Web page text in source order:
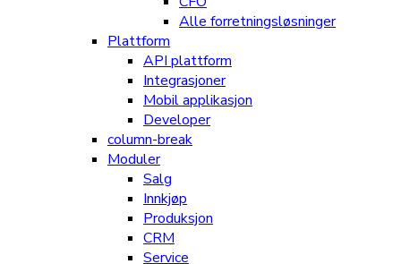
Alle forretningsløsninger
Plattform
API plattform
Integrasjoner
Mobil applikasjon
Developer
column-break
Moduler
Salg
Innkjøp
Produksjon
CRM
Service